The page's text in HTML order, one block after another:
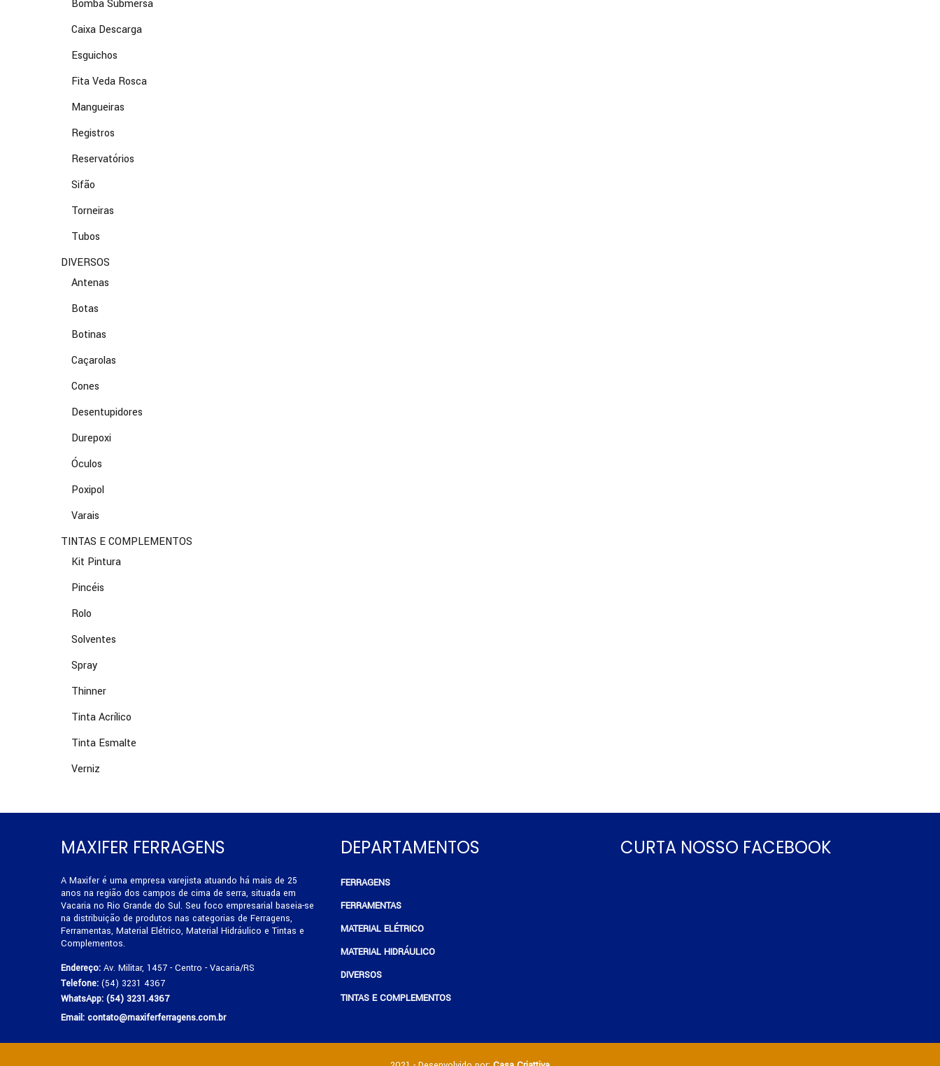
Bomba Submersa
Caixa Descarga
Esguichos
Fita Veda Rosca
Mangueiras
Registros
Reservatórios
Sifão
Torneiras
Tubos
DIVERSOS
Antenas
Botas
Botinas
Caçarolas
Cones
Desentupidores
Durepoxi
Óculos
Poxipol
Varais
TINTAS E COMPLEMENTOS
Kit Pintura
Pincéis
Rolo
Solventes
Spray
Thinner
Tinta Acrílico
Tinta Esmalte
Verniz
MAXIFER FERRAGENS
A Maxifer é uma empresa varejista atuando há mais de 25
anos na região dos campos de cima de serra, situada em
Vacaria no Rio Grande do Sul. Seu foco empresarial baseia-se
na distribuição de produtos nas categorias de Ferragens,
Ferramentas, Material Elétrico, Material Hidráulico e Tintas e
Complementos.
Endereço: Av. Militar, 1457 - Centro - Vacaria/RS
Telefone: (54) 3231 4367
WhatsApp: (54) 3231.4367
Email: contato@maxiferferragens.com.br
DEPARTAMENTOS
FERRAGENS
FERRAMENTAS
MATERIAL ELÉTRICO
MATERIAL HIDRÁULICO
DIVERSOS
TINTAS E COMPLEMENTOS
CURTA NOSSO FACEBOOK